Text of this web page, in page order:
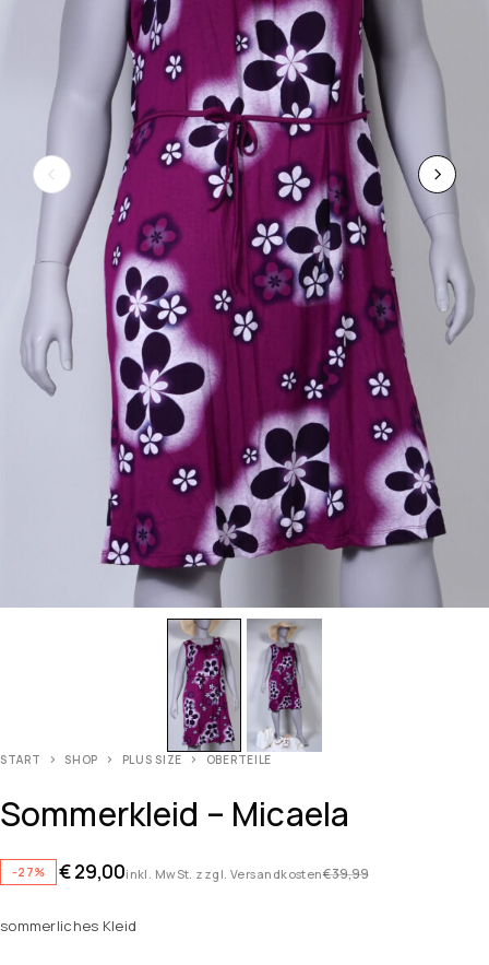
START SHOP PLUS SIZE OBERTEILE
Sommerkleid – Micaela
-27% €39,99
€29,00inkl. MwSt. zzgl. Versandkosten
sommerliches Kleid